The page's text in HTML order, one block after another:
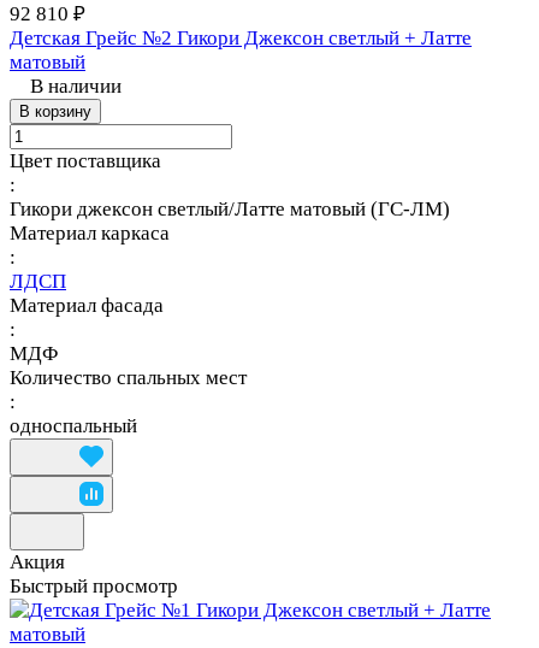
92 810 ₽
Детская Грейс №2 Гикори Джексон светлый + Латте
матовый
В наличии
В корзину
Цвет поставщика
:
Гикори джексон светлый/Латте матовый (ГС-ЛМ)
Материал каркаса
:
ЛДСП
Материал фасада
:
МДФ
Количество спальных мест
:
односпальный
Акция
Быстрый просмотр